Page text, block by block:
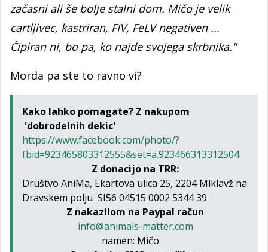
začasni ali še bolje stalni dom. Mičo je velik
cartljivec, kastriran, FIV, FeLV negativen ...
Čipiran ni, bo pa, ko najde svojega skrbnika."
Morda pa ste to ravno vi?
Kako lahko pomagate? Z nakupom
'dobrodelnih dekic'
https://www.facebook.com/photo/?
fbid=923465803312555&set=a.923466313312504
Z donacijo na TRR:
Društvo AniMa, Ekartova ulica 25, 2204 Miklavž na
Dravskem polju SI56 04515 0002 5344 39
Z nakazilom na Paypal račun
info@animals-matter.com
namen: Mičo